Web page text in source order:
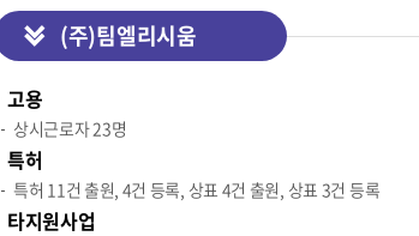
(주)팀엘리시움
고용
상시근로자 23명
특허
특허 11건 출원, 4건 등록, 상표 4건 출원, 상표 3건 등록
타지원사업